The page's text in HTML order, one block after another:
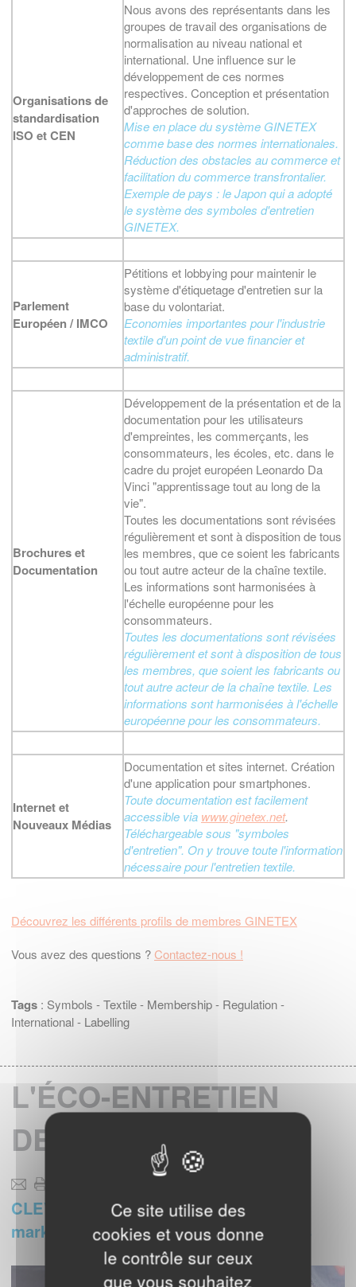
Organisations de
standardisation
ISO et CEN
Nous avons des représentants dans les
groupes de travail des organisations de
normalisation au niveau national et
international. Une influence sur le
développement de ces normes
respectives. Conception et présentation
d'approches de solution.
Mise en place du système GINETEX
comme base des normes internationales.
Réduction des obstacles au commerce et
facilitation du commerce transfrontalier.
Exemple de pays : le Japon qui a adopté
le système des symboles d'entretien
GINETEX.
Parlement
Européen / IMCO
Pétitions et lobbying pour maintenir le
système d'étiquetage d'entretien sur la
base du volontariat.
Economies importantes pour l'industrie
textile d'un point de vue financier et
administratif.
Brochures et
Documentation
Développement de la présentation et de la
documentation pour les utilisateurs
d'empreintes, les commerçants, les
consommateurs, les écoles, etc. dans le
cadre du projet européen Leonardo Da
Vinci "apprentissage tout au long de la
vie".
Toutes les documentations sont révisées
régulièrement et sont à disposition de tous
les membres, que ce soient les fabricants
ou tout autre acteur de la chaîne textile.
Les informations sont harmonisées à
l'échelle européenne pour les
consommateurs.
Toutes les documentations sont révisées
régulièrement et sont à disposition de tous
les membres, que soient les fabricants ou
tout autre acteur de la chaîne textile. Les
informations sont harmonisées à l'échelle
européenne pour les consommateurs.
Internet et
Nouveaux Médias
Documentation et sites internet. Création
d'une application pour smartphones.
Toute documentation est facilement
accessible via www.ginetex.net.
Téléchargeable sous "symboles
d'entretien". On y trouve toute l'information
nécessaire pour l'entretien textile.
Découvrez les différents profils de membres GINETEX
Vous avez des questions ?Contactez-nous !
Tags : Symbols -Textile- Membership- Regulation-
International- Labelling
L'ÉCO-ENTRETIEN
DES TEXTILES
CLEVERCARE.INFO : un programme
marketing complet axé consommateurs
Ce site utilise des
cookies et vous donne
le contrôle sur ceux
que vous souhaitez